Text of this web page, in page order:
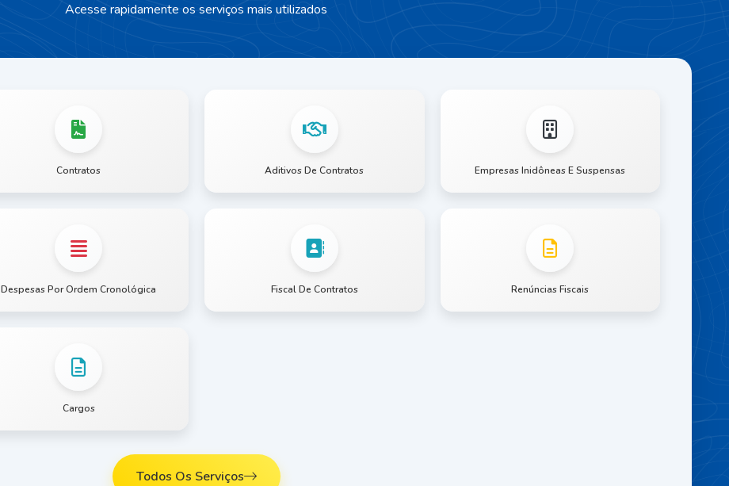
Acesse rapidamente os serviços mais utilizados
Contratos Aditivos De Contratos Empresas Inidôneas E Suspensas
Despesas Por Ordem Cronológica Fiscal De Contratos Renúncias Fiscais
Cargos
Todos Os Serviços